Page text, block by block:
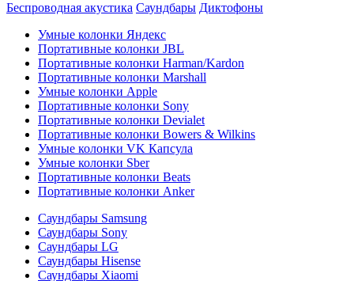
Беспроводная акустика Саундбары Диктофоны
Умные колонки Яндекс
Портативные колонки JBL
Портативные колонки Harman/Kardon
Портативные колонки Marshall
Умные колонки Apple
Портативные колонки Sony
Портативные колонки Devialet
Портативные колонки Bowers & Wilkins
Умные колонки VK Капсула
Умные колонки Sber
Портативные колонки Beats
Портативные колонки Anker
Саундбары Samsung
Саундбары Sony
Саундбары LG
Саундбары Hisense
Саундбары Xiaomi